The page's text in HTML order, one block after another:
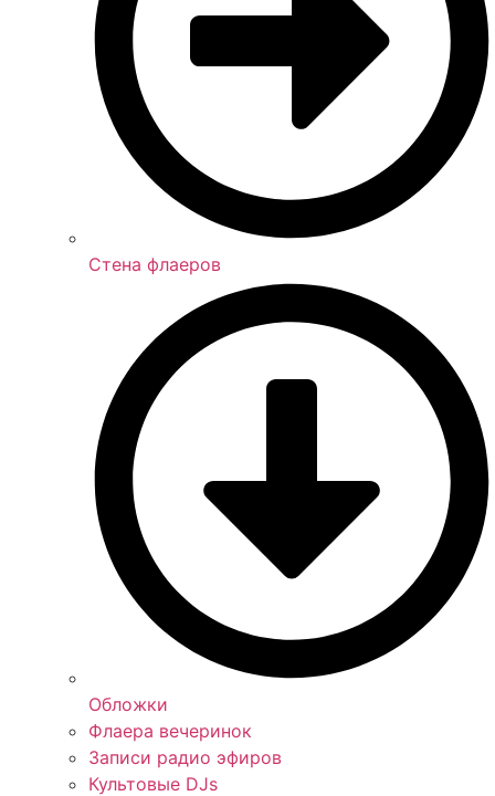
Стена флаеров
Обложки
Флаера вечеринок
Записи радио эфиров
Культовые DJs